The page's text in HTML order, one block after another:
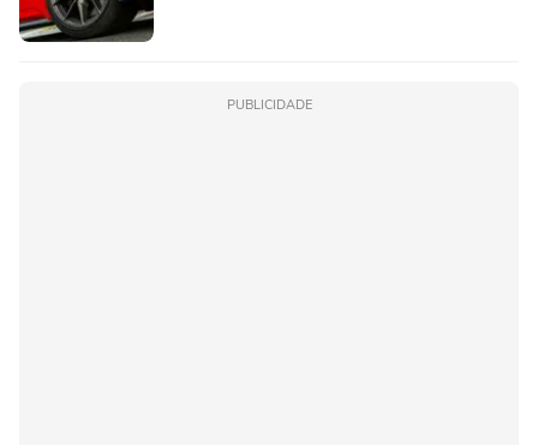
PUBLICIDADE